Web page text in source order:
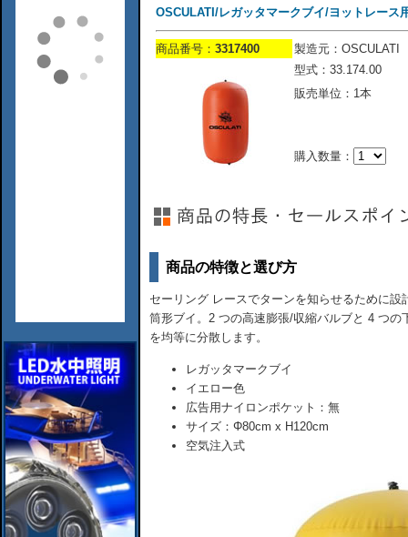
OSCULATI/レガッタマークブイ/ヨットレース
商品番号： 3317400
製造元：OSCULATI
型式：33.174.00
販売単位：1本
購入数量：
商品の特徴と選び方
セーリング レースでターンを知らせるために
筒形ブイ。2 つの高速膨張/収縮バルブと 4 つ
を均等に分散します。
レガッタマークブイ
イエロー色
広告用ナイロンポケット：無
サイズ：Φ80cm x H120cm
空気注入式